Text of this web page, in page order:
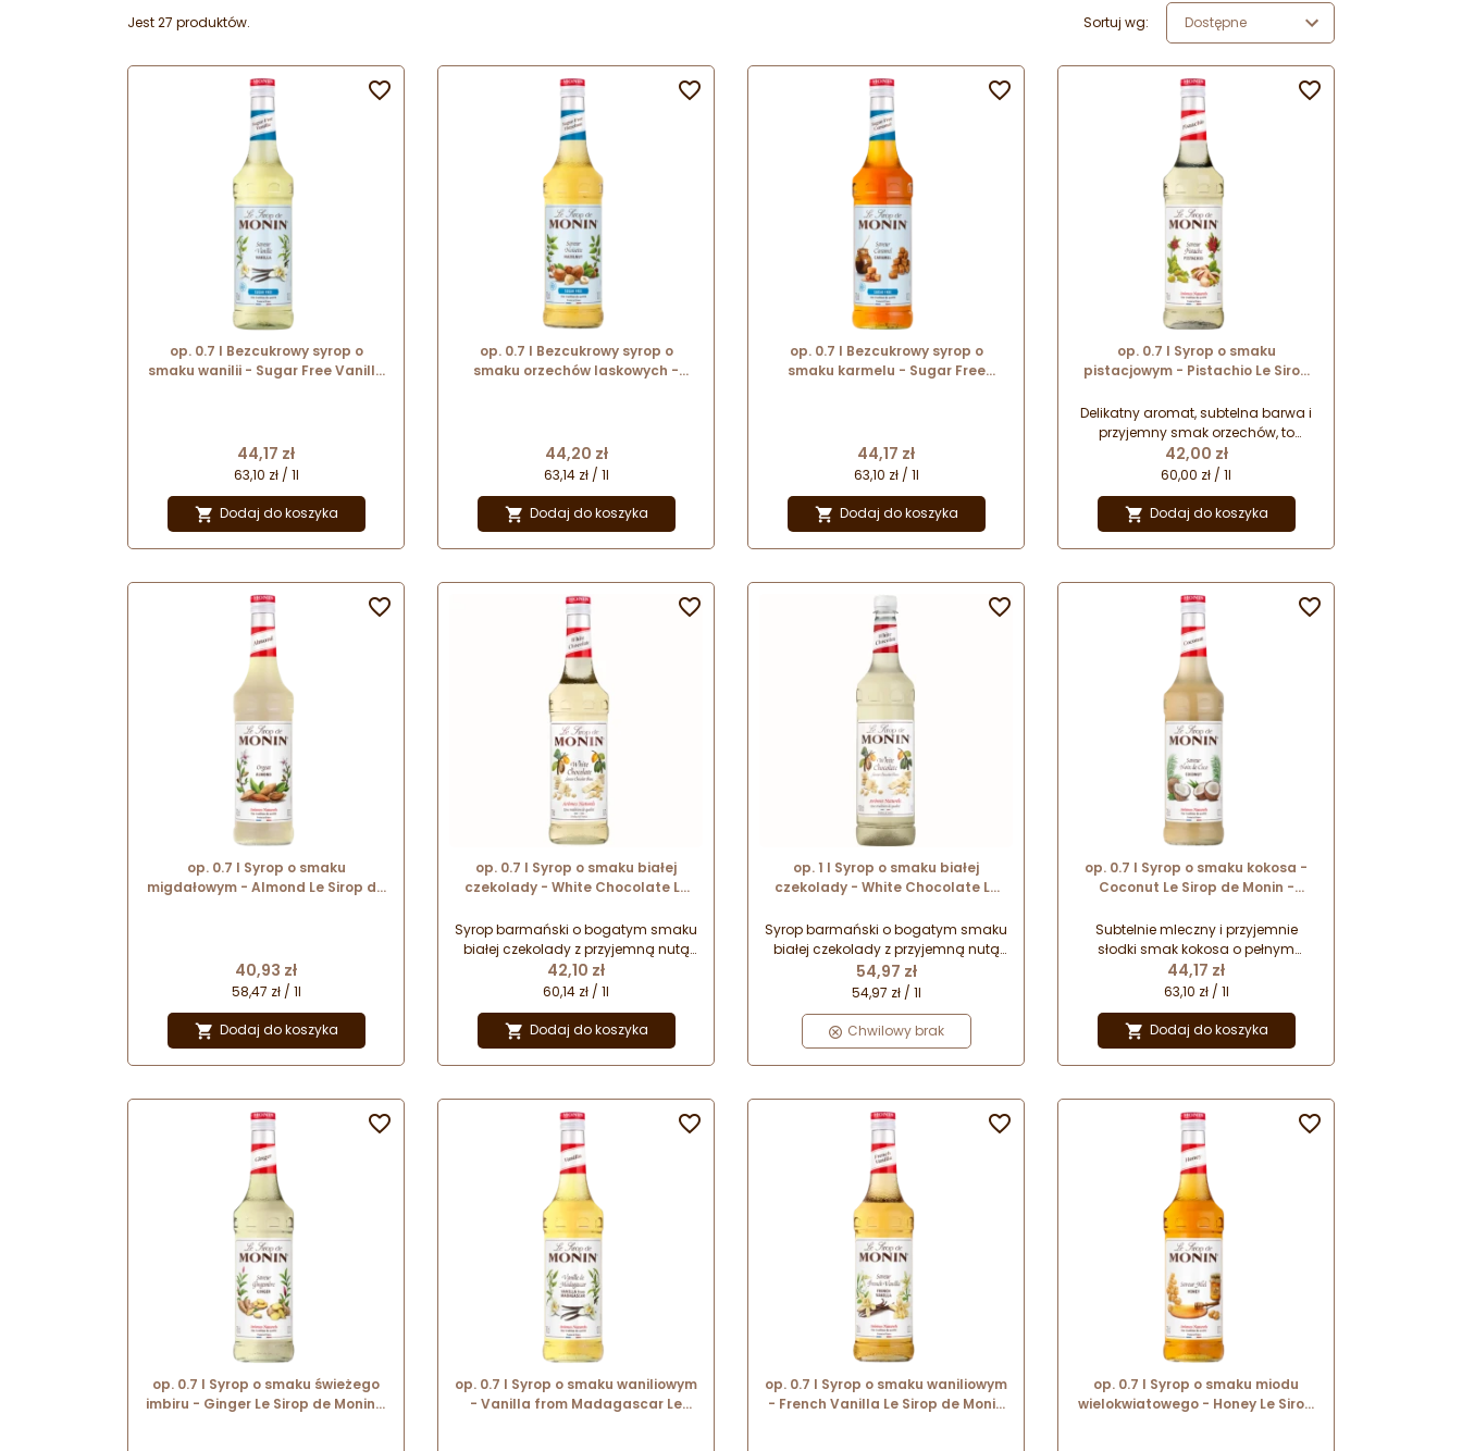
Jest 27 produktów. Sortuj wg: Dostępne
op. 0.7 l Bezcukrowy syrop o
smaku wanilii - Sugar Free Vanilla
Cena
44,17 zł
63,10 zł / 1l
 Dodaj do koszyka

op. 0.7 l Bezcukrowy syrop o
smaku orzechów laskowych -
Cena
44,20 zł
63,14 zł / 1l
 Dodaj do koszyka

op. 0.7 l Bezcukrowy syrop o
smaku karmelu - Sugar Free
Cena
44,17 zł
63,10 zł / 1l
 Dodaj do koszyka

op. 0.7 l Syrop o smaku
pistacjowym - Pistachio Le Sirop
Delikatny aromat, subtelna barwa i
przyjemny smak orzechów, to
właśnie syrop pistacjowy. Niezwykle
wszechstronny i uniwersalny w
zastosowaniu. Doskonały
do orzeźwiających i
rozgrzewających kaw, napojów,
drinków, a także wypieków i deserów.
Cena
42,00 zł
60,00 zł / 1l
 Dodaj do koszyka

op. 0.7 l Syrop o smaku
migdałowym - Almond Le Sirop de
Cena
40,93 zł
58,47 zł / 1l
 Dodaj do koszyka

op. 0.7 l Syrop o smaku białej
czekolady - White Chocolate Le
Syrop barmański o bogatym smaku
białej czekolady z przyjemną nutą
wanilii. Idealnie komponuje się ze
smakiem kwaśnych i egzotycznych
napojów kawowych z dodatkami.
Cena
42,10 zł
60,14 zł / 1l
 Dodaj do koszyka

op. 1 l Syrop o smaku białej
czekolady - White Chocolate Le
butelka
Syrop barmański o bogatym smaku
białej czekolady z przyjemną nutą
wanilii. Idealnie komponuje się ze
smakiem kwaśnych i egzotycznych
napojów kawowych z dodatkami.
Cena
54,97 zł
54,97 zł / 1l
Chwilowy brak

op. 0.7 l Syrop o smaku kokosa -
Coconut Le Sirop de Monin -
Subtelnie mleczny i przyjemnie
słodki smak kokosa o pełnym
słońca, egzotycznym aromacie.
Niezwykle wszechstronny i
barmański. Doskonały
do orzeźwiających i
rozgrzewających kaw, napojów,
Tego smaku nie może zabraknąć w
Twojej kawiarni!
Cena
44,17 zł
63,10 zł / 1l
 Dodaj do koszyka

op. 0.7 l Syrop o smaku świeżego
imbiru - Ginger Le Sirop de Monin -

op. 0.7 l Syrop o smaku waniliowym
- Vanilla from Madagascar Le

op. 0.7 l Syrop o smaku waniliowym
- French Vanilla Le Sirop de Monin

op. 0.7 l Syrop o smaku miodu
wielokwiatowego - Honey Le Sirop
